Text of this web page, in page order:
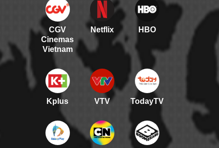
CGV
Cinemas
Vietnam
Netflix HBO
Kplus VTV TodayTV